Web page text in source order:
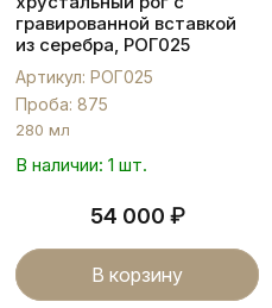
гравированной вставкой
из серебра, РОГ025
Артикул: РОГ025
Проба: 875
280 мл
В наличии: 1 шт.
54 000 ₽
В корзину